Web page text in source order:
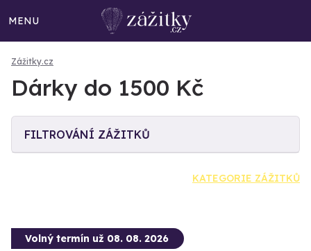
MENU
Zážitky.cz
Dárky do 1500 Kč
FILTROVÁNÍ ZÁŽITKŮ
KATEGORIE ZÁŽITKŮ
Volný termín už 08. 08. 2026